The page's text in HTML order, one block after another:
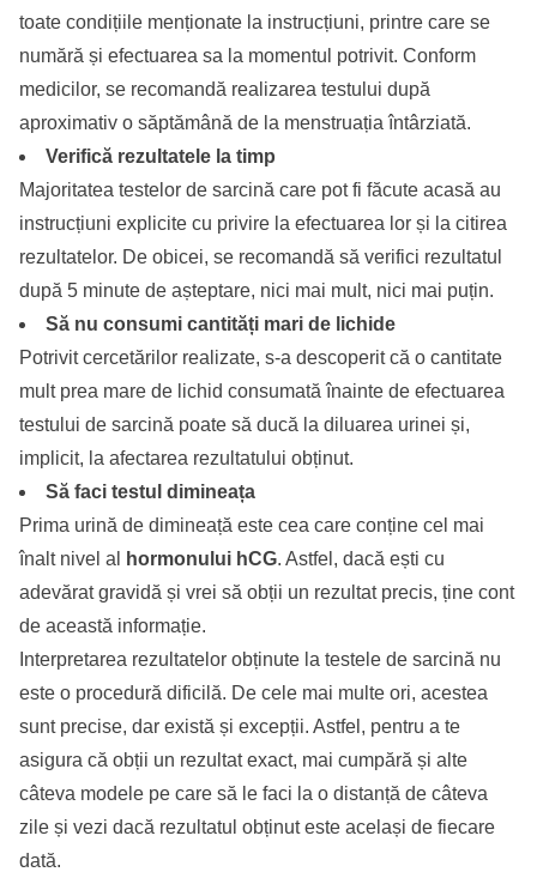
toate condițiile menționate la instrucțiuni, printre care se
numără și efectuarea sa la momentul potrivit. Conform
medicilor, se recomandă realizarea testului după
aproximativ o săptămână de la menstruația întârziată.
Verifică rezultatele la timp
Majoritatea testelor de sarcină care pot fi făcute acasă au
instrucțiuni explicite cu privire la efectuarea lor și la citirea
rezultatelor. De obicei, se recomandă să verifici rezultatul
după 5 minute de așteptare, nici mai mult, nici mai puțin.
Să nu consumi cantități mari de lichide
Potrivit cercetărilor realizate, s-a descoperit că o cantitate
mult prea mare de lichid consumată înainte de efectuarea
testului de sarcină poate să ducă la diluarea urinei și,
implicit, la afectarea rezultatului obținut.
Să faci testul dimineața
Prima urină de dimineață este cea care conține cel mai
înalt nivel al
hormonului hCG. Astfel, dacă ești cu
adevărat gravidă și vrei să obții un rezultat precis, ține cont
de această informație.
Interpretarea rezultatelor obținute la testele de sarcină nu
este o procedură dificilă. De cele mai multe ori, acestea
sunt precise, dar există și excepții. Astfel, pentru a te
asigura că obții un rezultat exact, mai cumpără și alte
câteva modele pe care să le faci la o distanță de câteva
zile și vezi dacă rezultatul obținut este același de fiecare
dată.